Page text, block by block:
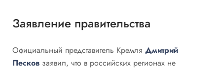
Заявление правительства
Официальный представитель Кремля Дмитрий
Песков заявил, что в российских регионах не